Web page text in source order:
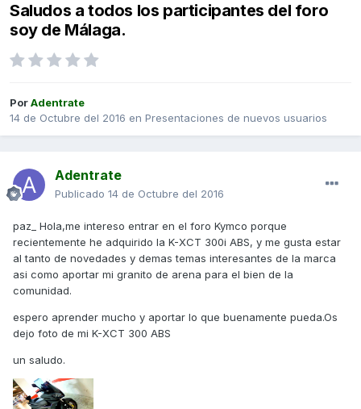
Saludos a todos los participantes del foro
soy de Málaga.
PorAdentrate
14 de Octubre del 2016 en Presentaciones de nuevos usuarios
Adentrate
Publicado 14 de Octubre del 2016
paz_ Hola,me intereso entrar en el foro Kymco porque
recientemente he adquirido la K-XCT 300i ABS, y me gusta estar
al tanto de novedades y demas temas interesantes de la marca
asi como aportar mi granito de arena para el bien de la
comunidad.
espero aprender mucho y aportar lo que buenamente pueda.Os
dejo foto de mi K-XCT 300 ABS
un saludo.